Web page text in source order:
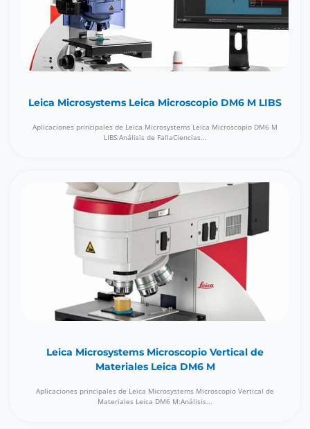
Leica Microsystems Leica Microscopio DM6 M LIBS
Aplicaciones principales de Leica Microsystems Leica Microscopio DM6 M
LIBS:Análisis de FallaCiencias...
Leica Microsystems Microscopio Vertical de
Materiales Leica DM6 M
Aplicaciones principales de Leica Microsystems Microscopio Vertical de
Materiales Leica DM6 M:Análisis...